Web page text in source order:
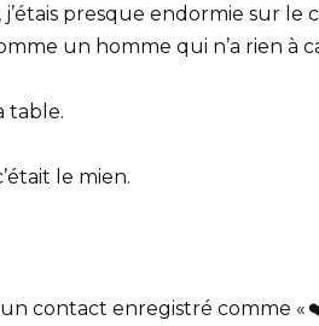
presque endormie sur le
un homme qui n’a rien à
table.
le mien.
contact enregistré comme «